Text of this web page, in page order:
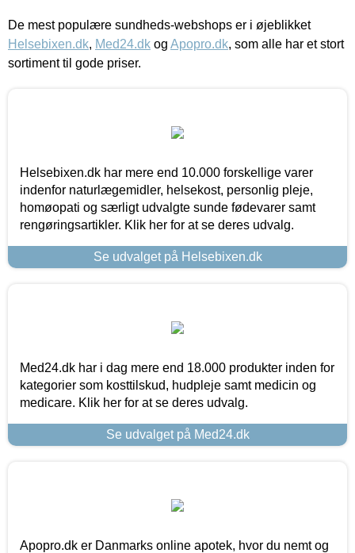
De mest populære sundheds-webshops er i øjeblikket
Helsebixen.dk, Med24.dk og Apopro.dk, som alle har et stort
sortiment til gode priser.
Helsebixen.dk har mere end 10.000 forskellige varer
indenfor naturlægemidler, helsekost, personlig pleje,
homøopati og særligt udvalgte sunde fødevarer samt
rengøringsartikler. Klik her for at se deres udvalg.
Se udvalget på Helsebixen.dk
Med24.dk har i dag mere end 18.000 produkter inden for
kategorier som kosttilskud, hudpleje samt medicin og
medicare. Klik her for at se deres udvalg.
Se udvalget på Med24.dk
Apopro.dk er Danmarks online apotek, hvor du nemt og